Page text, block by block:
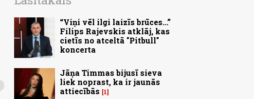
“Viņi vēl ilgi laizīs brūces...”
Filips Rajevskis atklāj, kas
cietīs no atceltā "Pitbull"
koncerta
Jāņa Timmas bijusī sieva
liek noprast, ka ir jaunās
attiecībās
1